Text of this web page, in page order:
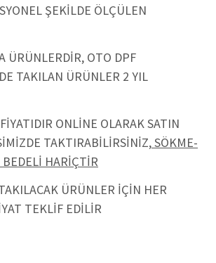
ŞEKİLDE ÖLÇÜLEN
ÜRÜNLERDİR, OTO DPF
TAKILAN ÜRÜNLER 2 YIL
ONLİNE OLARAK SATIN
TAKTIRABİLİRSİNİZ,SÖKME-
HARİÇTİR
ÜRÜNLER İÇİN HER
TEKLİF EDİLİR